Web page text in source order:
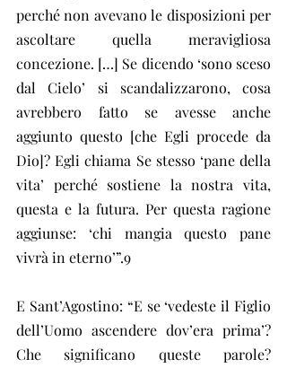
perché non avevano le disposizioni per
ascoltare quella meravigliosa
concezione. […] Se dicendo ‘sono sceso
dal Cielo’ si scandalizzarono, cosa
avrebbero fatto se avesse anche
aggiunto questo [che Egli procede da
Dio]? Egli chiama Se stesso ‘pane della
vita’ perché sostiene la nostra vita,
questa e la futura. Per questa ragione
aggiunse: ‘chi mangia questo pane
vivrà in eterno’”.9
E Sant’Agostino: “E se ‘vedeste il Figlio
dell’Uomo ascendere dov’era prima’?
Che significano queste parole?